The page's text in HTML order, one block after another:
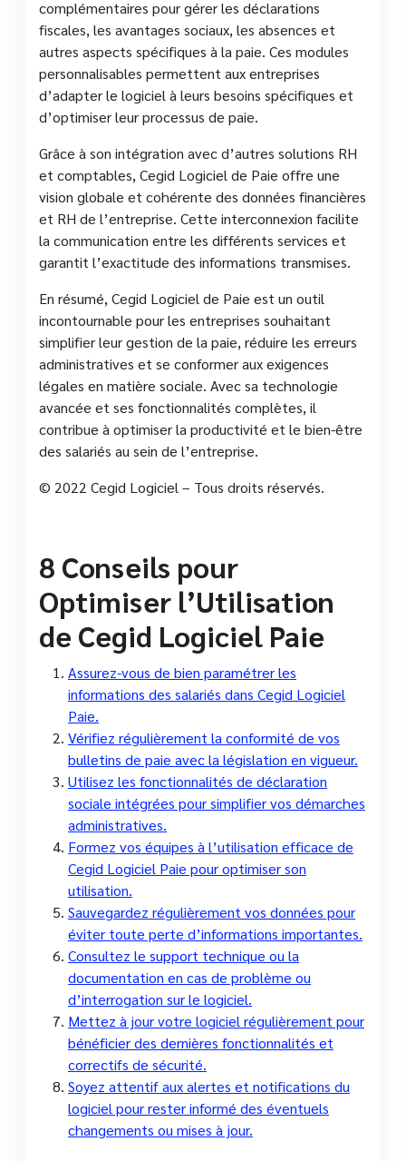
complémentaires pour gérer les déclarations
fiscales, les avantages sociaux, les absences et
autres aspects spécifiques à la paie. Ces modules
personnalisables permettent aux entreprises
d’adapter le logiciel à leurs besoins spécifiques et
d’optimiser leur processus de paie.
Grâce à son intégration avec d’autres solutions RH
et comptables, Cegid Logiciel de Paie offre une
vision globale et cohérente des données financières
et RH de l’entreprise. Cette interconnexion facilite
la communication entre les différents services et
garantit l’exactitude des informations transmises.
En résumé, Cegid Logiciel de Paie est un outil
incontournable pour les entreprises souhaitant
simplifier leur gestion de la paie, réduire les erreurs
administratives et se conformer aux exigences
légales en matière sociale. Avec sa technologie
avancée et ses fonctionnalités complètes, il
contribue à optimiser la productivité et le bien-être
des salariés au sein de l’entreprise.
© 2022 Cegid Logiciel – Tous droits réservés.
8 Conseils pour
Optimiser l’Utilisation
de Cegid Logiciel Paie
Assurez-vous de bien paramétrer les
informations des salariés dans Cegid Logiciel
Paie.
Vérifiez régulièrement la conformité de vos
bulletins de paie avec la législation en vigueur.
Utilisez les fonctionnalités de déclaration
sociale intégrées pour simplifier vos démarches
administratives.
Formez vos équipes à l’utilisation efficace de
Cegid Logiciel Paie pour optimiser son
utilisation.
Sauvegardez régulièrement vos données pour
éviter toute perte d’informations importantes.
Consultez le support technique ou la
documentation en cas de problème ou
d’interrogation sur le logiciel.
Mettez à jour votre logiciel régulièrement pour
bénéficier des dernières fonctionnalités et
correctifs de sécurité.
Soyez attentif aux alertes et notifications du
logiciel pour rester informé des éventuels
changements ou mises à jour.